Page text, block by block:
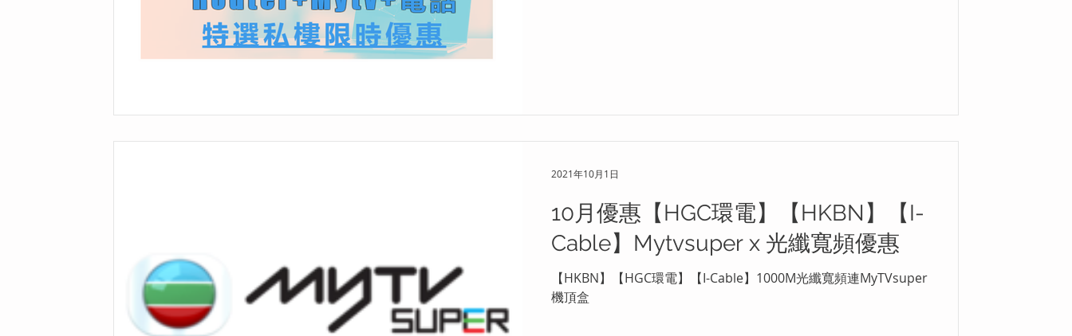
10月優惠【HGC環電】【HKBN】【I-
Cable】Mytvsuper x 光纖寬頻優惠
【HKBN】【HGC環電】【I-Cable】1000M光纖寬頻連MyTVsuper
機頂盒
2021年10月1日